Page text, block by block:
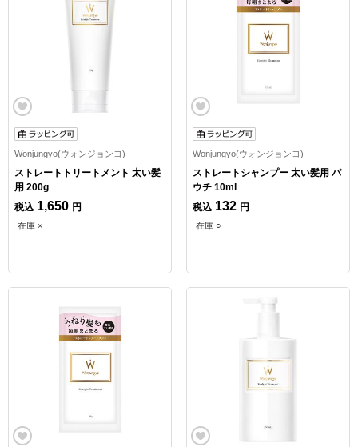
Wonjungyo(ウォンジョンヨ)
ストレートトリートメント 太い髪
用 200g
税込 1,650 円
在庫 ×
Wonjungyo(ウォンジョンヨ)
ストレートシャンプー 太い髪用 パ
ウチ 10ml
税込 132 円
在庫 ○